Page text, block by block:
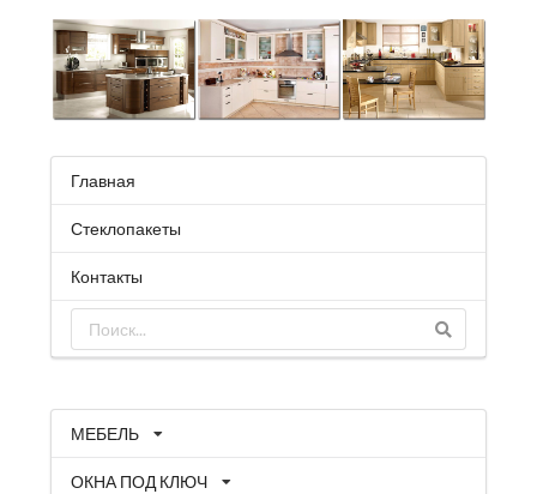
Главная
Стеклопакеты
Контакты
МЕБЕЛЬ
ОКНА ПОД КЛЮЧ